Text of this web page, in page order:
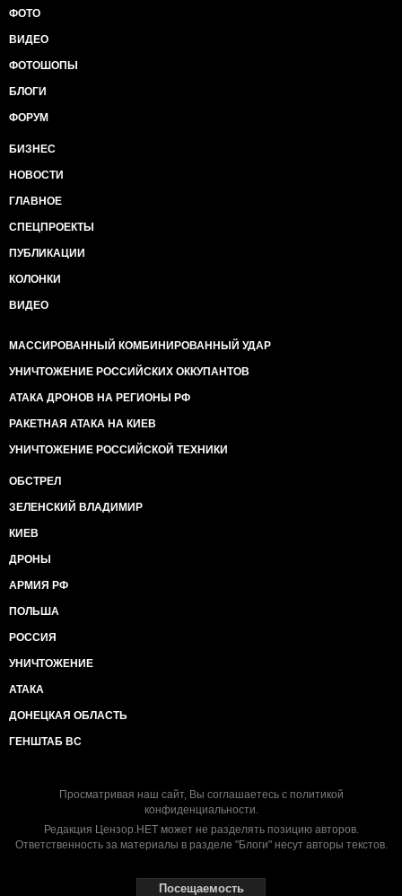
ФОТО
ВИДЕО
ФОТОШОПЫ
БЛОГИ
ФОРУМ
БИЗНЕС
НОВОСТИ
ГЛАВНОЕ
СПЕЦПРОЕКТЫ
ПУБЛИКАЦИИ
КОЛОНКИ
ВИДЕО
МАССИРОВАННЫЙ КОМБИНИРОВАННЫЙ УДАР
УНИЧТОЖЕНИЕ РОССИЙСКИХ ОККУПАНТОВ
АТАКА ДРОНОВ НА РЕГИОНЫ РФ
РАКЕТНАЯ АТАКА НА КИЕВ
УНИЧТОЖЕНИЕ РОССИЙСКОЙ ТЕХНИКИ
ОБСТРЕЛ
ЗЕЛЕНСКИЙ ВЛАДИМИР
КИЕВ
ДРОНЫ
АРМИЯ РФ
ПОЛЬША
РОССИЯ
УНИЧТОЖЕНИЕ
АТАКА
ДОНЕЦКАЯ ОБЛАСТЬ
ГЕНШТАБ ВС
Просматривая наш сайт, Вы соглашаетесь с политикой
конфиденциальности.
Редакция Цензор.НЕТ может не разделять позицию авторов.
Ответственность за материалы в разделе "Блоги" несут авторы текстов.
Посещаемость